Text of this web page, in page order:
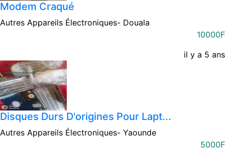
Modem Craqué
Autres Appareils Électroniques- Douala
10000F
il y a 5 ans
Disques Durs D'origines Pour Lapt...
Autres Appareils Électroniques- Yaounde
5000F